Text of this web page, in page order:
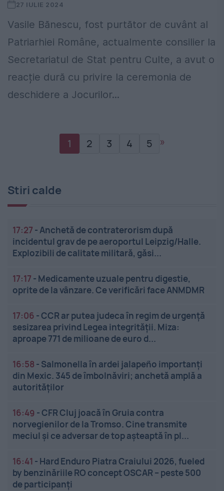
27 IULIE 2024
Vasile Bănescu, fost purtător de cuvânt al
Patriarhiei Române, actualmente consilier la
Secretariatul de Stat pentru Culte, a avut o
reacție dură cu privire la ceremonia de
deschidere a Jocurilor...
1 2 3 4 5 »
Stiri calde
17:27 -Anchetă de contraterorism după
incidentul grav de pe aeroportul Leipzig/Halle.
Explozibili de calitate militară, găsi...
17:17 - Medicamente uzuale pentru digestie,
oprite de la vânzare. Ce verificări face ANMDMR
17:06 -CCR ar putea judeca în regim de urgență
sesizarea privind Legea integrității. Miza:
aproape 771 de milioane de euro d...
16:58 - Salmonella în ardei jalapeño importanți
din Mexic. 345 de îmbolnăviri; anchetă amplă a
autorităților
16:49 -CFR Cluj joacă în Gruia contra
norvegienilor de la Tromso. Cine transmite
meciul și ce adversar de top așteaptă în pl...
16:41 - Hard Enduro Piatra Craiului 2026, fueled
by benzinăriile RO concept OSCAR – peste 500
de participanți